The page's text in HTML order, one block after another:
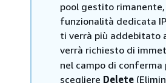
pool gestito
funzionalità dedicata
ti verrà più addebitato
verrà richiesto di
nel campo di
scegliere Delete